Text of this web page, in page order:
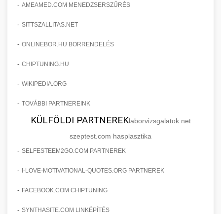
- AMEAMED.COM MENEDZSERSZŰRÉS
- SITTSZALLITAS.NET
- ONLINEBOR.HU BORRENDELÉS
- CHIPTUNING.HU
- WIKIPEDIA.ORG
- TOVÁBBI PARTNEREINK
KÜLFÖLDI PARTNEREKlaborvizsgalatok.net
szeptest.com hasplasztika
- SELFESTEEM2GO.COM PARTNEREK
- I-LOVE-MOTIVATIONAL-QUOTES.ORG PARTNEREK
- FACEBOOK.COM CHIPTUNING
- SYNTHASITE.COM LINKÉPÍTÉS